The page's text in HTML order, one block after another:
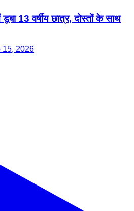
डूबा 13 वर्षीय छात्र, दोस्तों के साथ
15, 2026